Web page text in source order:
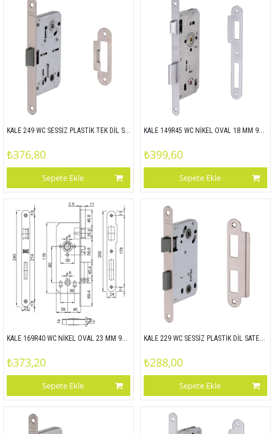
KALE 249 WC SESSİZ PLASTİK TEK DİL SATEN OVAL 18 MM 96x50
₺376,80
Sepete Ekle
KALE 149R45 WC NİKEL OVAL 18 MM 90x45 149R
₺399,60
Sepete Ekle
KALE 169R40 WC NİKEL OVAL 23 MM 90x40
₺373,20
Sepete Ekle
KALE 229 WC SESSİZ PLASTİK DİL SATEN OVAL 18 MM 96x50
₺288,00
Sepete Ekle